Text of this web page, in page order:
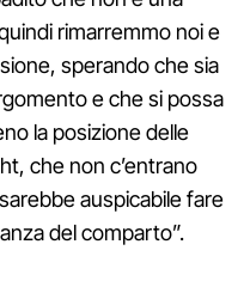
rimarremmo noi e
sperando che sia
e che si possa
la posizione delle
che non c’entrano
auspicabile fare
del comparto”.